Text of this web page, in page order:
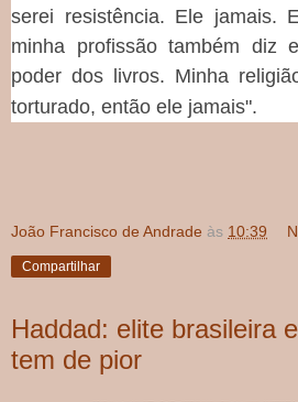
serei resistência. Ele jamais.
minha profissão também diz
poder dos livros. Minha
torturado, então ele jamais".
João Francisco de Andrade às 10:39
Compartilhar
Haddad: elite brasileira
tem de pior